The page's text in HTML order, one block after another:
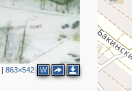
|863×542 W